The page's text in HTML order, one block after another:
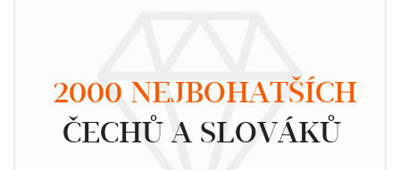
2000 NEJBOHATŠÍCH
ČECHŮ A SLOVÁKŮ